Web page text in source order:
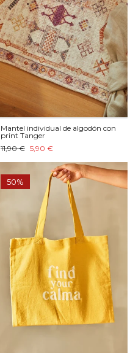
Mantel individual de algodón con
print Tanger
11,90 € 5,90 €
50%